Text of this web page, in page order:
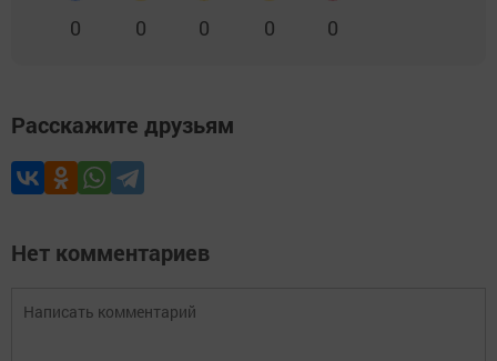
0 0 0 0 0
Расскажите друзьям
Нет комментариев